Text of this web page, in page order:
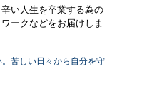
い人生を卒業する為の
ークなどをお届けしま
苦しい日々から自分を守